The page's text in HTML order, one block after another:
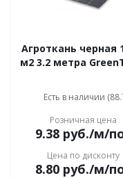
Агроткань черная
м2 3.2 метра
Есть в наличии
Розничная цена
9.38руб./м/
Цена по дисконту
8.80руб./м/